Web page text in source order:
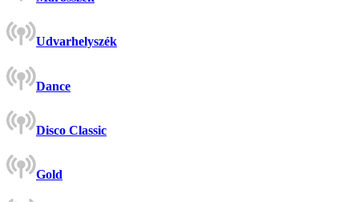
Udvarhelyszék
Dance
Disco Classic
Gold